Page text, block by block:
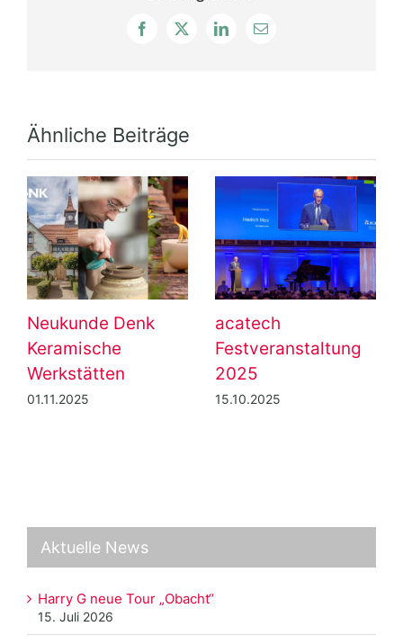
Facebook
X LinkedIn
E-
Ähnliche Beiträge
Neukunde Denk
Keramische
Werkstätten
01.11.2025
acatech
Festveranstaltung
2025
15.10.2025
Aktuelle News
Harry G neue Tour „Obacht“
15. Juli 2026